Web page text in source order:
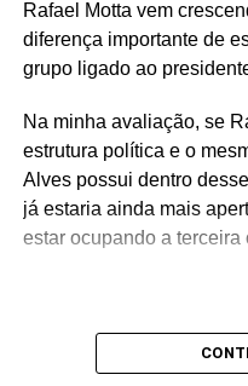
Rafael Motta vem
diferença importante de
grupo ligado ao
Na minha avaliação, se
estrutura política e o
Alves possui dentro
já estaria ainda mais
estar ocupando a terceira
É justamente por isso
muita coisa pode mudar